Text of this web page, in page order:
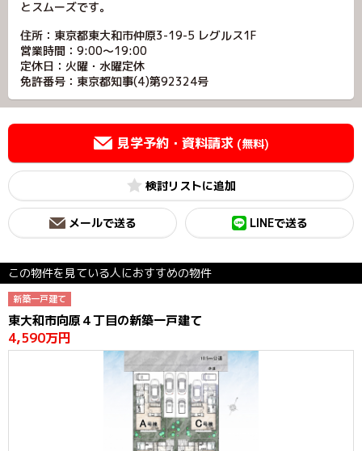
とスムーズです。
住所：東京都東大和市仲原3-19-5 レグルス1F
営業時間：9:00～19:00
定休日：火曜・水曜定休
免許番号：東京都知事(4)第92324号
見学予約・資料請求 (無料)
検討リスト
メールで送る LINEで送る
この物件を見ている人におすすめの物件
新築一戸建て
東大和市向原４丁目の新築一戸建て
4,590万円